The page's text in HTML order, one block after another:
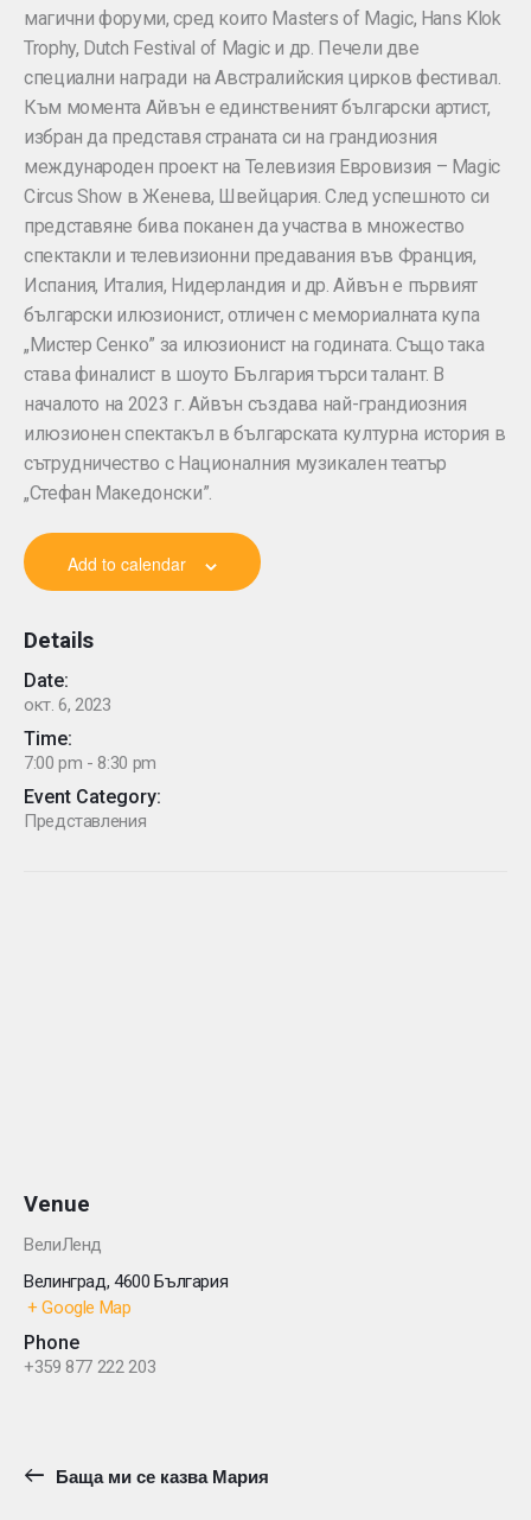
магични форуми, сред които Masters of Magic, Hans Klok
Trophy, Dutch Festival of Magic и др. Печели две
специални награди на Австралийския цирков фестивал.
Към момента Айвън е единственият български артист,
избран да представя страната си на грандиозния
международен проект на Телевизия Евровизия – Magic
Circus Show в Женева, Швейцария. След успешното си
представяне бива поканен да участва в множество
спектакли и телевизионни предавания във Франция,
Испания, Италия, Нидерландия и др. Айвън е първият
български илюзионист, отличен с мемориалната купа
„Мистер Сенко” за илюзионист на годината. Също така
става финалист в шоуто България търси талант. В
началото на 2023 г. Айвън създава най-грандиозния
илюзионен спектакъл в българската културна история в
сътрудничество с Националния музикален театър
„Стефан Македонски”.
Add to calendar
Details
Date:
окт. 6, 2023
Time:
7:00 pm - 8:30 pm
Event Category:
Представления
Venue
ВелиЛенд
Велинград, 4600 България
+ Google Map
Phone
+359 877 222 203
Баща ми се казва Мария